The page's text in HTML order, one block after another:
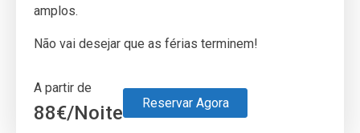
amplos.
Não vai desejar que as férias terminem!
A partir de
88€/Noite Reservar Agora